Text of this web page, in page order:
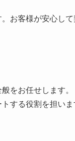
お客様が安心し
をお任せします。
する役割を担いま